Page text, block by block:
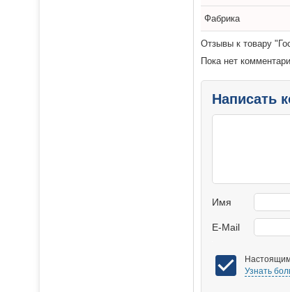
Фабрика
Отзывы к товару
Пока нет
Написать
Имя
E-Mail
Узнать